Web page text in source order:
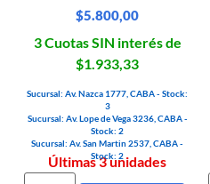
$5.800,00
3 Cuotas SIN interés de
$1.933,33
Sucursal: Av. Nazca 1777, CABA - Stock:
3
Sucursal: Av. Lope de Vega 3236, CABA -
Stock: 2
Sucursal: Av. San Martin 2537, CABA -
Stock: 2
Últimas 3 unidades